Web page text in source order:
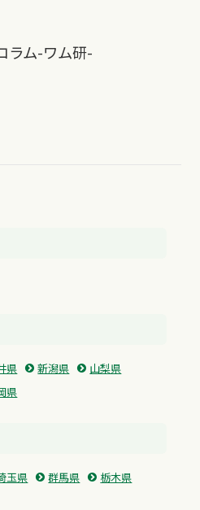
ラム-ワム研-
県 新潟県
山梨県
県
玉県 群馬県
栃木県